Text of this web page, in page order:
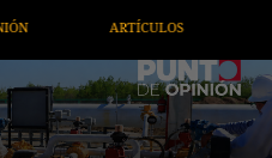
ARTÍCULOS